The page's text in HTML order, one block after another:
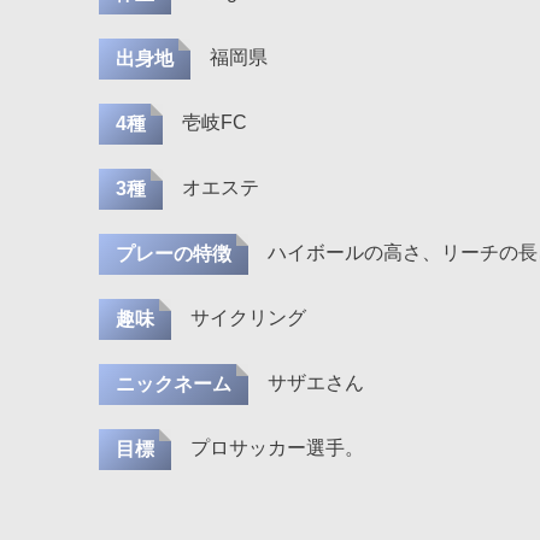
出身地 福岡県
4種 壱岐FC
3種 オエステ
プレーの特徴 ハイボールの高さ、リーチの
趣味 サイクリング
ニックネーム サザエさん
目標 プロサッカー選手。